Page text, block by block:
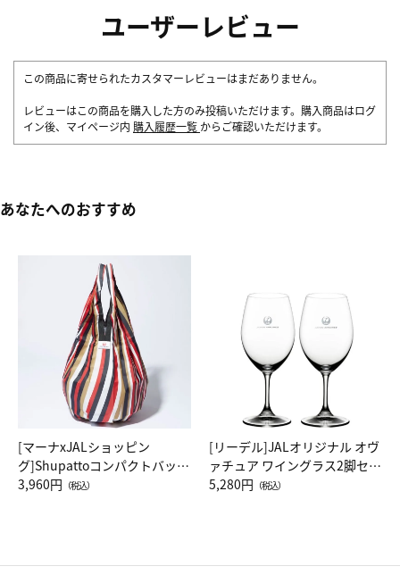
ユーザーレビュー
この商品に寄せられたカスタマーレビューはまだありません。
レビューはこの商品を購入した方のみ投稿いただけます。購入商品はログ
イン後、マイページ内 購入履歴一覧 からご確認いただけます。
あなたへのおすすめ
[マーナxJALショッピン
グ]Shupattoコンパクトバッグ
Drop JAL客室乗務員（LC）ス
3,960円 （税込）
[リーデル]JALオリジナル オヴ
ァチュア ワイングラス2脚セッ
ト（レッドワイン）
5,280円 （税込）